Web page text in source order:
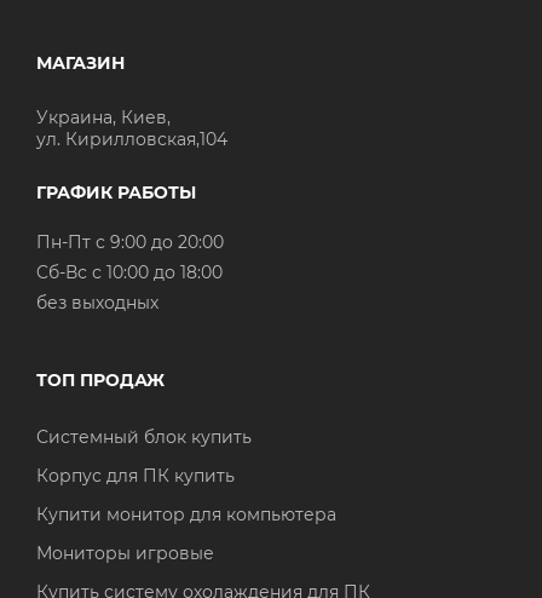
МАГАЗИН
Украина, Киев,
ул. Кирилловская,104
ГРАФИК РАБОТЫ
Пн-Пт с 9:00 до 20:00
Cб-Вс с 10:00 до 18:00
без выходных
ТОП ПРОДАЖ
Системный блок купить
Корпус для ПК купить
Купити монитор для компьютера
Мониторы игровые
Купить систему охолаждения для ПК